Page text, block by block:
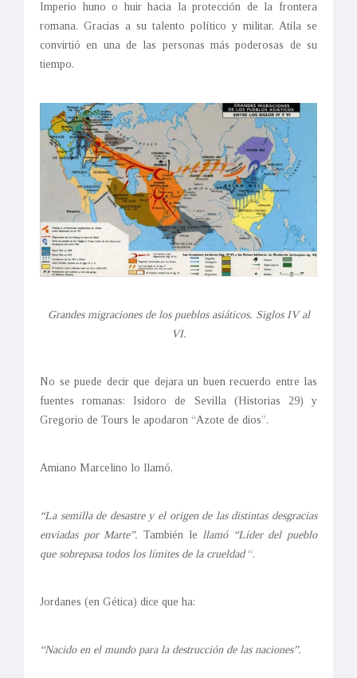
Imperio huno o huir hacia la protección de la frontera
romana. Gracias a su talento político y militar, Atila se
convirtió en una de las personas más poderosas de su
tiempo.
Grandes migraciones de los pueblos asiáticos. Siglos IV al
VI.
No se puede decir que dejara un buen recuerdo entre las
fuentes romanas: Isidoro de Sevilla (Historias 29) y
Gregorio de Tours le apodaron “Azote de dios”.
Amiano Marcelino lo llamó,
“La semilla de desastre y el origen de las distintas desgracias
enviadas por Marte”. También lellamó “Líder del pueblo
que sobrepasa todos los límites de la crueldad“.
Jordanes (en Gética) dice que ha:
“Nacido en el mundo para la destrucción de las naciones”.